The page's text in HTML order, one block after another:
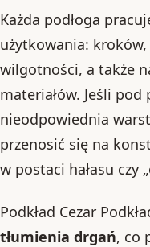
Każda podłoga
użytkowania:
wilgotności, a także
materiałów. Jeśli
nieodpowiednia
przenosić się na
w postaci hałasu czy
Podkład Cezar
tłumienia drgań, co